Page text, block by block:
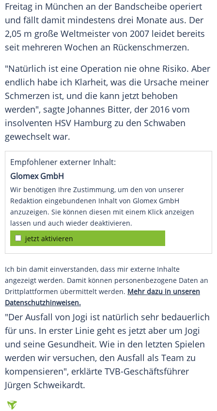
Freitag in München an der Bandscheibe operiert
und fällt damit mindestens drei Monate aus. Der
2,05 m große Weltmeister von 2007 leidet bereits
seit mehreren Wochen an Rückenschmerzen.
"Natürlich ist eine Operation nie ohne Risiko. Aber
endlich habe ich Klarheit, was die Ursache meiner
Schmerzen ist, und die kann jetzt behoben
werden", sagte Johannes Bitter, der 2016 vom
insolventen HSV Hamburg zu den Schwaben
gewechselt war.
Empfohlener externer Inhalt:
Glomex GmbH
Wir benötigen Ihre Zustimmung, um den von unserer
Redaktion eingebundenen Inhalt von Glomex GmbH
anzuzeigen. Sie können diesen mit einem Klick anzeigen
lassen und auch wieder deaktivieren.
jetzt aktivieren
Ich bin damit einverstanden, dass mir externe Inhalte
angezeigt werden. Damit können personenbezogene Daten an
Drittplattformen übermittelt werden. Mehr dazu in unseren
Datenschutzhinweisen.
"Der Ausfall von Jogi ist natürlich sehr bedauerlich
für uns. In erster Linie geht es jetzt aber um Jogi
und seine Gesundheit. Wie in den letzten Spielen
werden wir versuchen, den Ausfall als Team zu
kompensieren", erklärte TVB-Geschäftsführer
Jürgen Schweikardt.